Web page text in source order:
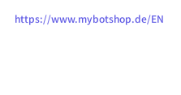
https://www.mybotshop.de/EN